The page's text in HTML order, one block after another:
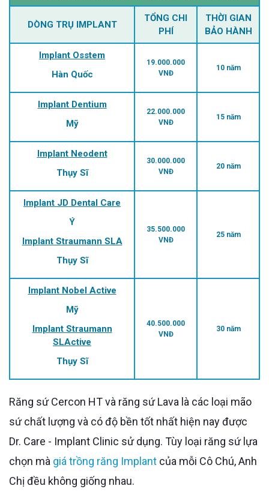
DÒNG TRỤ IMPLANT
TỔNG CHI
PHÍ
THỜI GIAN
BẢO HÀNH
Implant Osstem
Hàn Quốc
19.000.000
VNĐ
10 năm
Implant Dentium
Mỹ
22.000.000
VNĐ
15 năm
Implant Neodent
Thụy Sĩ
30.000.000
VNĐ
20 năm
Implant JD Dental Care
Ý
Implant Straumann SLA
Thụy Sĩ
35.500.000
VNĐ
25 năm
Implant Nobel Active
Mỹ
Implant Straumann
SLActive
Thụy Sĩ
40.500.000
VNĐ
30 năm
Răng sứ Cercon HT và răng sứ Lava là các loại mão
sứ chất lượng và có độ bền tốt nhất hiện nay được
Dr. Care - Implant Clinic sử dụng. Tùy loại răng sứ lựa
chọn mà giá trồng răng Implant của mỗi Cô Chú, Anh
Chị đều không giống nhau.